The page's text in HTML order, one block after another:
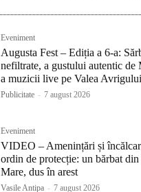
Eveniment
Augusta Fest – Ediția a 6-a:
nefiltrate, a gustului autentic de
a muzicii live pe Valea Avrigului
Publicitate - 7 august 2026
Eveniment
VIDEO – Amenințări și
ordin de protecție: un bărbat din
Mare, dus în arest
Vasile Antipa - 7 august 2026